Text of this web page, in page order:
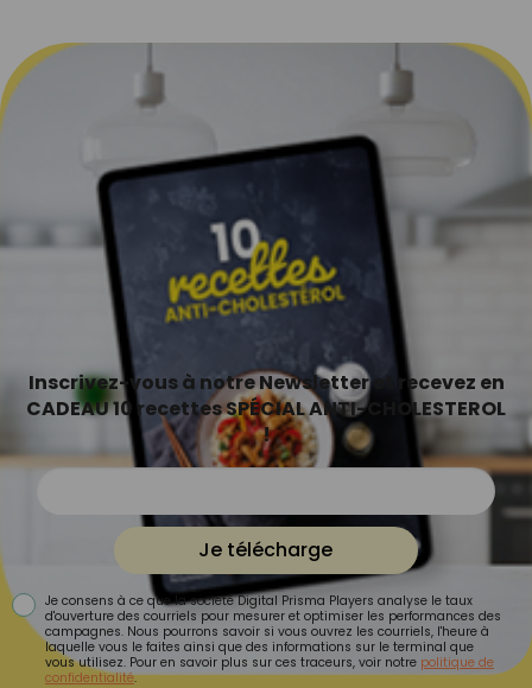
Inscrivez-vous à notre Newsletter et recevez en
CADEAU 10 recettes SPÉCIAL ANTI-CHOLESTEROL
!
Je télécharge
Je consens à ce que la société Digital Prisma Players analyse le taux
d'ouverture des courriels pour mesurer et optimiser les performances des
campagnes. Nous pourrons savoir si vous ouvrez les courriels, l'heure à
laquelle vous le faites ainsi que des informations sur le terminal que
vous utilisez. Pour en savoir plus sur ces traceurs, voir notre politique de
confidentialité.